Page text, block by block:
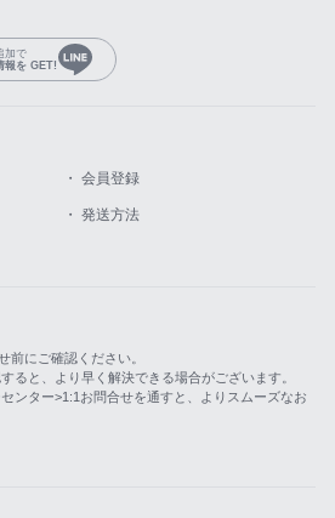
加で
報を GET!
・ 会員登録
・ 発送方法
前にご確認ください。
ると、より早く解決できる場合がございます。
ンター>1:1お問合せを通すと、よりスムーズなお